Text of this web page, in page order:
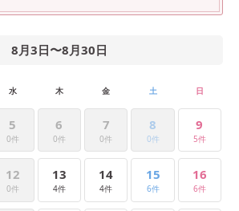
8月3日〜8月30日
水 木 金 土 日
5
0件
6
0件
7
0件
8
0件
9
5件
12
0件
13
4件
14
4件
15
6件
16
6件